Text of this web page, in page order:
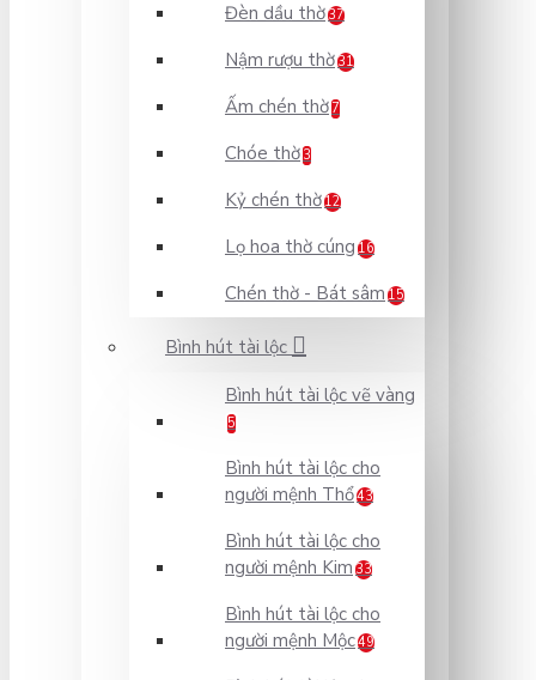
Đèn dầu thờ37
Nậm rượu thờ31
Ấm chén thờ 7
Chóe thờ 3
Kỷ chén thờ12
Lọ hoa thờ cúng 16
Chén thờ - Bát sâm 15
Bình hút tài lộc
Bình hút tài lộc vẽ vàng
5
Bình hút tài lộc cho
người mệnh Thổ43
Bình hút tài lộc cho
người mệnh Kim 33
Bình hút tài lộc cho
người mệnh Mộc49